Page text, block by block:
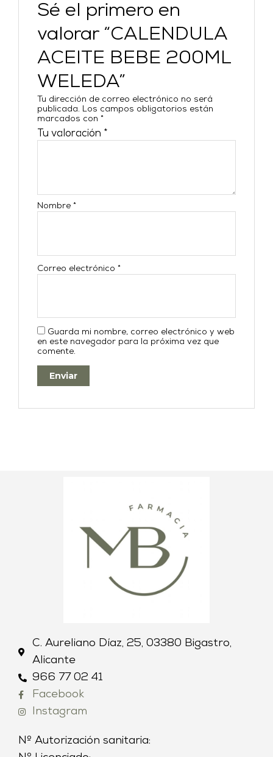
Sé el primero en
valorar “CALENDULA
ACEITE BEBE 200ML
WELEDA”
Tu dirección de correo electrónico no será
publicada. Los campos obligatorios están
marcados con*
Tu valoración *
Nombre*
Correo electrónico*
Guarda mi nombre, correo electrónico y web
en este navegador para la próxima vez que
comente.
C. Aureliano Díaz, 25, 03380 Bigastro,
Alicante
966 77 02 41
Facebook
Instagram
Nº Autorización sanitaria: